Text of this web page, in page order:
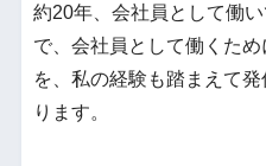
約20年、会社員として働
で、会社員として働くた
を、私の経験も踏まえて
ります。